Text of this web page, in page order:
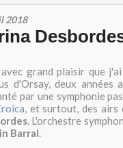
2018
grand plaisir que
d'Orsay, deux années
par une symphonie
, et surtout, des airs
. L'orchestre
Barral.